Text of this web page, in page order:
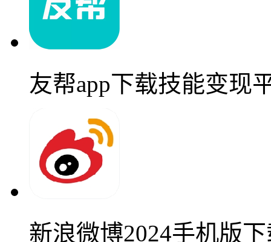
友帮app下载技能变现
新浪微博2024手机版